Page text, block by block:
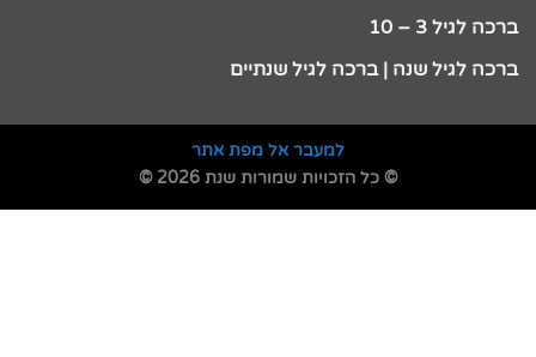
ברכה לגיל 3 – 10
ברכה לגיל שנה | ברכה לגיל שנתיים
למעבר אל מפת אתר
© כל הזכויות שמורות שנת 2026 ©